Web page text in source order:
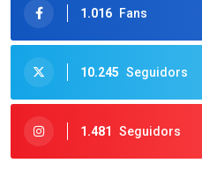
1.016 Fans
10.245 Seguidors
1.481 Seguidors